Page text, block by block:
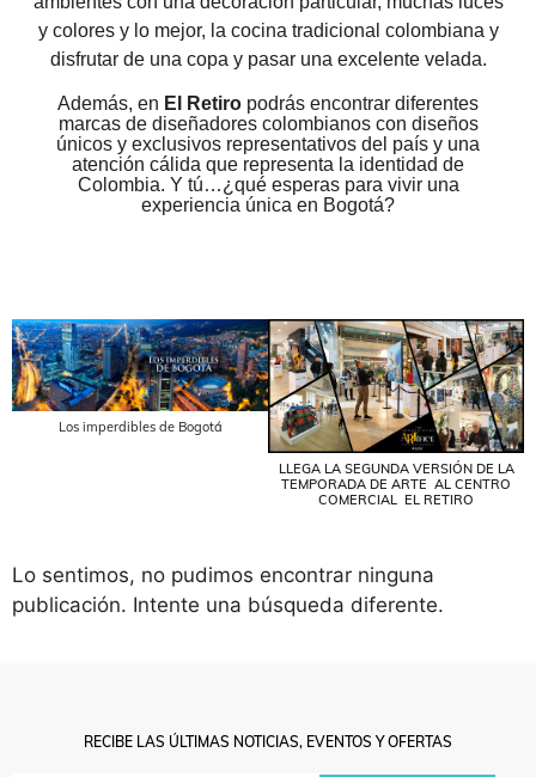
y colores y lo mejor, la cocina tradicional colombiana y
disfrutar de una copa y pasar una excelente velada.
Además, en El Retiro podrás encontrar diferentes
marcas de diseñadores colombianos con diseños
únicos y exclusivos representativos del país y una
atención cálida que representa la identidad de
Colombia. Y tú…¿qué esperas para vivir una
experiencia única en Bogotá?
Los imperdibles de Bogotá
LLEGA LA SEGUNDA VERSIÓN DE LA
TEMPORADA DE ARTE AL CENTRO
COMERCIAL EL RETIRO
Lo sentimos, no pudimos encontrar ninguna
publicación. Intente una búsqueda diferente.
RECIBE LAS ÚLTIMAS NOTICIAS, EVENTOS Y OFERTAS